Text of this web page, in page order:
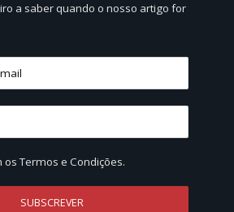
a saber quando o nosso artigo for
osTermos e Condições.